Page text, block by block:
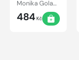
Monika Golasovská
484Kč